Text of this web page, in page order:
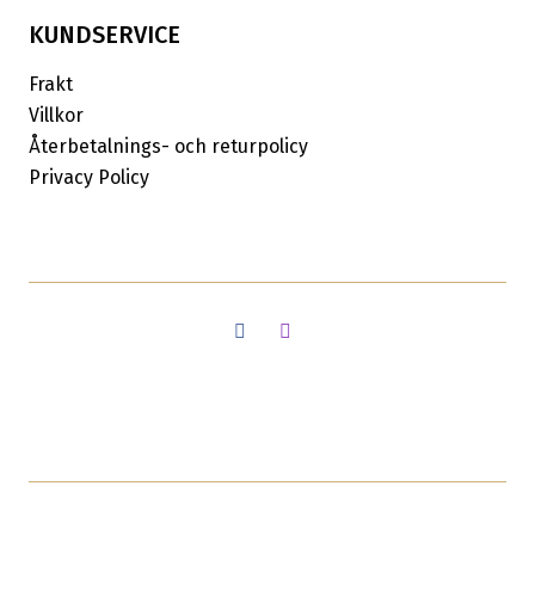
KUNDSERVICE
Frakt
Villkor
Återbetalnings- och returpolicy
Privacy Policy
FacebookInstagram